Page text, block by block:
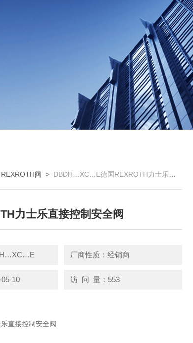
REXROTH阀 > DBDH…XC…E德国REXROTH力士乐直接控制安全阀
力士乐直接控制安全阀
厂商性质：经销商
10 访 问 量：553
直接控制安全阀